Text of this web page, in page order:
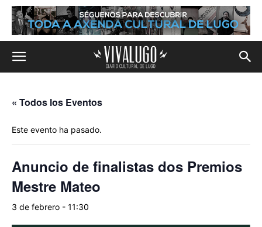
« Todos los Eventos
Este evento ha pasado.
Anuncio de finalistas dos Premios
Mestre Mateo
3 de febrero - 11:30